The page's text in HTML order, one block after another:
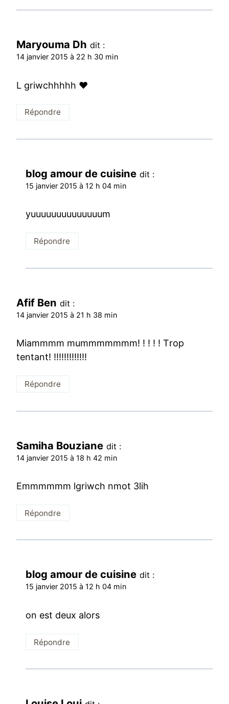
Maryouma Dh dit :
14 janvier 2015 à 22 h 30 min
L griwchhhhh ♥
Répondre
blog amour de cuisine dit :
15 janvier 2015 à 12 h 04 min
yuuuuuuuuuuuuuum
Répondre
Afif Ben dit :
14 janvier 2015 à 21 h 38 min
Miammmm mummmmmmm! ! ! ! ! Trop
tentant! !!!!!!!!!!!!!
Répondre
Samiha Bouziane dit :
14 janvier 2015 à 18 h 42 min
Emmmmmm lgriwch nmot 3lih
Répondre
blog amour de cuisine dit :
15 janvier 2015 à 12 h 04 min
on est deux alors
Répondre